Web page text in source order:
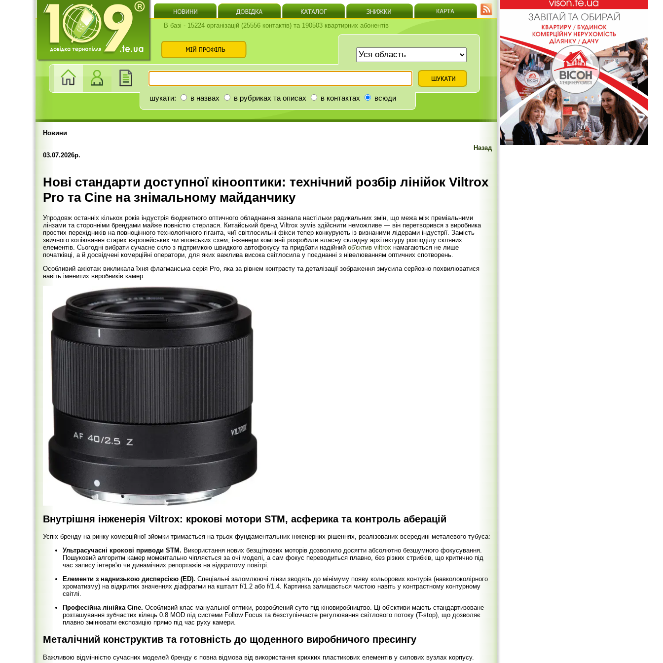
В базі - 15224 організацій (25556 контактів) та 190503 квартирних абонентів
шукати: в назвах в рубриках та описах в контактах всюди
Новини
Назад
03.07.2026р.
Нові стандарти доступної кінооптики: технічний розбір лінійок Viltrox
Pro та Cine на знімальному майданчику
Упродовж останніх кількох років індустрія бюджетного оптичного обладнання зазнала настільки радикальних змін, що межа між преміальними
лінзами та сторонніми брендами майже повністю стерлася. Китайський бренд Viltrox зумів здійснити неможливе — він перетворився з виробника
простих перехідників на повноцінного технологічного гіганта, чиї світлосильні фікси тепер конкурують із визнаними лідерами індустрії. Замість
звичного копіювання старих європейських чи японських схем, інженери компанії розробили власну складну архітектуру розподілу скляних
елементів. Сьогодні вибрати сучасне скло з підтримкою швидкого автофокусу та придбати надійний об'єктив viltrox намагаються не лише
початківці, а й досвідчені комерційні оператори, для яких важлива висока світлосила у поєднанні з нівелюванням оптичних спотворень.
Особливий ажіотаж викликала їхня флагманська серія Pro, яка за рівнем контрасту та деталізації зображення змусила серйозно похвилюватися
навіть іменитих виробників камер.
Внутрішня інженерія Viltrox: крокові мотори STM, асферика та контроль аберацій
Успіх бренду на ринку комерційної зйомки тримається на трьох фундаментальних інженерних рішеннях, реалізованих всередині металевого тубуса:
Ультрасучасні крокові приводи STM. Використання нових безщіткових моторів дозволило досягти абсолютно безшумного фокусування.
Пошуковий алгоритм камер моментально чіпляється за очі моделі, а сам фокус переводиться плавно, без різких стрибків, що критично під
час запису інтерв'ю чи динамічних репортажів на відкритому повітрі.
Елементи з наднизькою дисперсією (ED). Спеціальні заломлюючі лінзи зводять до мінімуму появу кольорових контурів (навколоколірного
хроматизму) на відкритих значеннях діафрагми на кшталт f/1.2 або f/1.4. Картинка залишається чистою навіть у контрастному контурному
світлі.
Професійна лінійка Cine. Особливий клас мануальної оптики, розроблений суто під кіновиробництво. Ці об'єктиви мають стандартизоване
розташування зубчастих кілець 0.8 MOD під системи Follow Focus та безступінчасте регулювання світлового потоку (T-stop), що дозволяє
плавно змінювати експозицію прямо під час руху камери.
Металічний конструктив та готовність до щоденного виробничого пресингу
Важливою відмінністю сучасних моделей бренду є повна відмова від використання крихких пластикових елементів у силових вузлах корпусу.